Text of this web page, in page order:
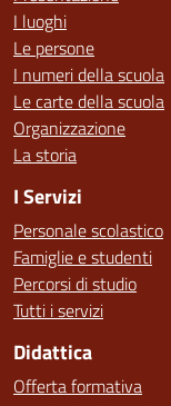
I luoghi
Le persone
I numeri della scuola
Le carte della scuola
Organizzazione
La storia
I Servizi
Personale scolastico
Famiglie e studenti
Percorsi di studio
Tutti i servizi
Didattica
Offerta formativa